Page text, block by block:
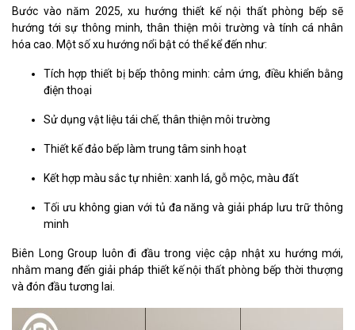
Bước vào năm 2025, xu hướng thiết kế nội thất phòng bếp sẽ
hướng tới sự thông minh, thân thiện môi trường và tính cá nhân
hóa cao. Một số xu hướng nổi bật có thể kể đến như:
Tích hợp thiết bị bếp thông minh: cảm ứng, điều khiển bằng
điện thoại
Sử dụng vật liệu tái chế, thân thiện môi trường
Thiết kế đảo bếp làm trung tâm sinh hoạt
Kết hợp màu sắc tự nhiên: xanh lá, gỗ mộc, màu đất
Tối ưu không gian với tủ đa năng và giải pháp lưu trữ thông
minh
Biên Long Group luôn đi đầu trong việc cập nhật xu hướng mới,
nhằm mang đến giải pháp thiết kế nội thất phòng bếp thời thượng
và đón đầu tương lai.